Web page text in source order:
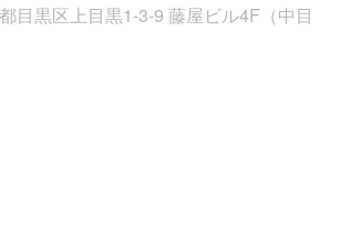
目黒区上目黒1-3-9 藤屋ビル4F（中目